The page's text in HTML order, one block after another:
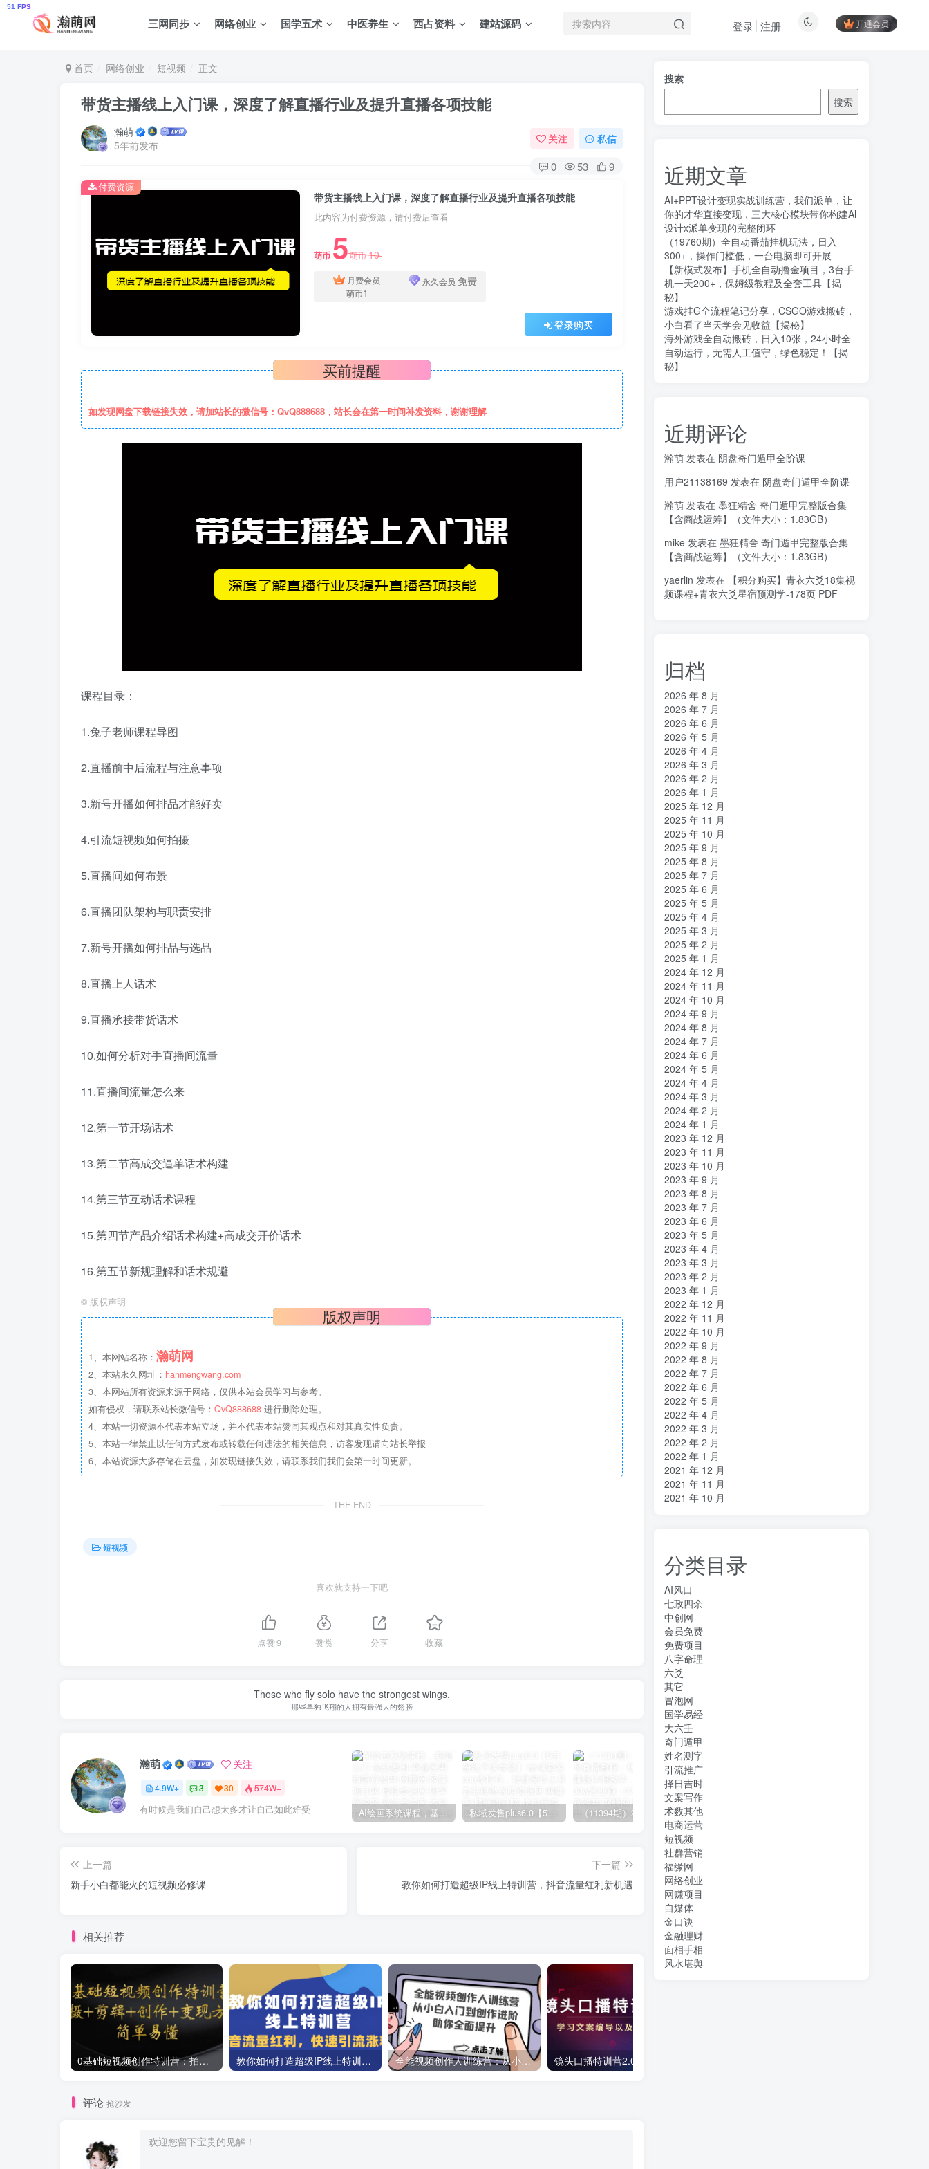
三网同步 网络创业 国学五术 中医养生 西占资料 建站源码 开通会员
登录 注册
首页 网络创业 短视频 正文
带货主播线上入门课，深度了解直播行业及提升直播各项技能
瀚萌
5年前发布
关注 私信
0 53 9
带货主播线上入门课，深度了解直播行业及提升直播各项技能
此内容为付费资源，请付费后查看
萌币 5萌币10
月费会员
萌币1
永久会员 免费
登录购买
付费资源
买前提醒
如发现网盘下载链接失效，请加站长的微信号：QvQ888688，站长会在第一时间补发资料，谢谢理解
课程目录：
1.兔子老师课程导图
2.直播前中后流程与注意事项
3.新号开播如何排品才能好卖
4.引流短视频如何拍摄
5.直播间如何布景
6.直播团队架构与职责安排
7.新号开播如何排品与选品
8.直播上人话术
9.直播承接带货话术
10.如何分析对手直播间流量
11.直播间流量怎么来
12.第一节开场话术
13.第二节高成交逼单话术构建
14.第三节互动话术课程
15.第四节产品介绍话术构建+高成交开价话术
16.第五节新规理解和话术规避
© 版权声明
版权声明
1、本网站名称： 瀚萌网
2、本站永久网址： hanmengwang.com
3、本网站所有资源来源于网络，仅供本站会员学习与参考。
如有侵权，请联系站长微信号： QvQ888688 进行删除处理。
4、本站一切资源不代表本站立场，并不代表本站赞同其观点和对其真实性负责。
5、本站一律禁止以任何方式发布或转载任何违法的相关信息，访客发现请向站长举报
6、本站资源大多存储在云盘，如发现链接失效，请联系我们我们会第一时间更新。
THE END
短视频
喜欢就支持一下吧
点赞9 赞赏 分享 收藏
Those who fly solo have the strongest wings.
那些单独飞翔的人拥有最强大的翅膀
瀚萌 关注
4.9W+ 3 30 574W+
有时候是我们自己想太多才让自己如此难受 AI绘画系统课程，基础入门-实战案例-商业应用 私域发售plus6.0【5月份线下课录音】/全域套装sop流程包，社群发售工具套装模型 （11394期）2024视频号直播教程：视频号如何赚钱详细教学，一场直播30w营业额（37节）
上一篇
新手小白都能火的短视频必修课
下一篇
教你如何打造超级IP线上特训营，抖音流量红利新机遇
相关推荐
0基础短视频创作特训营：拍摄+剪辑+创作+变现方法 教你如何打造超级IP线上特训营，抖音流量红利新机遇 全能视频创作人训练营：从小白入门到创作进阶，助你全面提升
评论 抢沙发
搜索
搜索
近期文章
AI+PPT设计变现实战训练营，我们派单，让
你的才华直接变现，三大核心模块带你构建Al
设计x派单变现的完整闭环
（19760期）全自动番茄挂机玩法，日入
300+，操作门槛低，一台电脑即可开展
【新模式发布】手机全自动撸金项目，3台手
机一天200+，保姆级教程及全套工具【揭
秘】
游戏挂G全流程笔记分享，CSGO游戏搬砖，
小白看了当天学会见收益【揭秘】
海外游戏全自动搬砖，日入10张，24小时全
自动运行，无需人工值守，绿色稳定！【揭
秘】
近期评论
瀚萌 发表在 阴盘奇门遁甲全阶课
用户21138169 发表在 阴盘奇门遁甲全阶课
瀚萌 发表在 墨狂精舍 奇门遁甲完整版合集
【含商战运筹】（文件大小：1.83GB）
mike 发表在 墨狂精舍 奇门遁甲完整版合集
【含商战运筹】（文件大小：1.83GB）
yaerlin 发表在 【积分购买】青衣六爻18集视
频课程+青衣六爻星宿预测学-178页 PDF
归档
2026 年 8 月
2026 年 7 月
2026 年 6 月
2026 年 5 月
2026 年 4 月
2026 年 3 月
2026 年 2 月
2026 年 1 月
2025 年 12 月
2025 年 11 月
2025 年 10 月
2025 年 9 月
2025 年 8 月
2025 年 7 月
2025 年 6 月
2025 年 5 月
2025 年 4 月
2025 年 3 月
2025 年 2 月
2025 年 1 月
2024 年 12 月
2024 年 11 月
2024 年 10 月
2024 年 9 月
2024 年 8 月
2024 年 7 月
2024 年 6 月
2024 年 5 月
2024 年 4 月
2024 年 3 月
2024 年 2 月
2024 年 1 月
2023 年 12 月
2023 年 11 月
2023 年 10 月
2023 年 9 月
2023 年 8 月
2023 年 7 月
2023 年 6 月
2023 年 5 月
2023 年 4 月
2023 年 3 月
2023 年 2 月
2023 年 1 月
2022 年 12 月
2022 年 11 月
2022 年 10 月
2022 年 9 月
2022 年 8 月
2022 年 7 月
2022 年 6 月
2022 年 5 月
2022 年 4 月
2022 年 3 月
2022 年 2 月
2022 年 1 月
2021 年 12 月
2021 年 11 月
2021 年 10 月
分类目录
AI风口
七政四余
中创网
会员免费
免费项目
八字命理
六爻
其它
冒泡网
国学易经
大六壬
奇门遁甲
姓名测字
引流推广
择日吉时
文案写作
术数其他
电商运营
短视频
社群营销
福缘网
网络创业
网赚项目
自媒体
金口诀
金融理财
面相手相
风水堪舆